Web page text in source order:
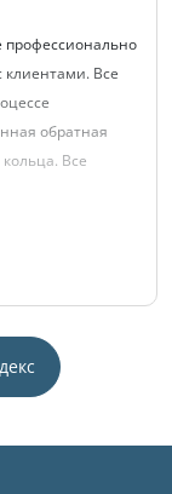
профессионально
Все
обратная
Все